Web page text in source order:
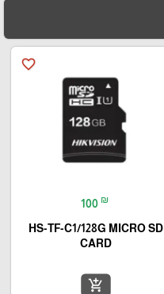
favorite_border
100 ₪
HS-TF-C1/128G MICRO SD
CARD
add_shopping_cart